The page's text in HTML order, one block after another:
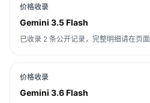
价格收录
Gemini 3.5 Flash
已收录 2 条公开记录，完整明细请在页面
价格收录
Gemini 3.6 Flash